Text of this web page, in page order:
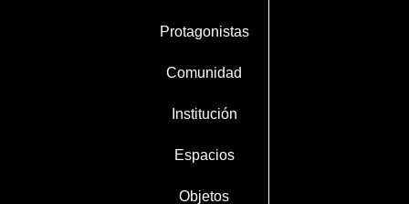
Protagonistas
Comunidad
Institución
Espacios
Objetos